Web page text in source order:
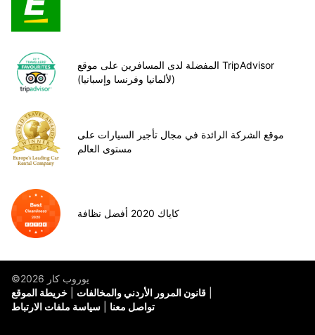
المفضلة لدى المسافرين على موقع TripAdvisor
(لألمانيا وفرنسا وإسبانيا)
موقع الشركة الرائدة في مجال تأجير السيارات على
مستوى العالم
كاياك 2020 أفضل نظافة
©يوروب كار 2026
خريطة الموقع
قانون المرور الأردني والمخالفات
سياسة ملفات الارتباط
تواصل معنا